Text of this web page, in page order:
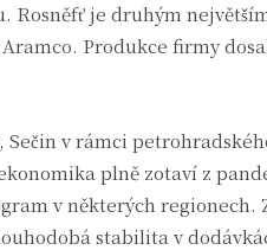
Rosněfť je druhým
Produkce firmy
v rámci
plně zotaví z
v některých regionech.
stabilita v